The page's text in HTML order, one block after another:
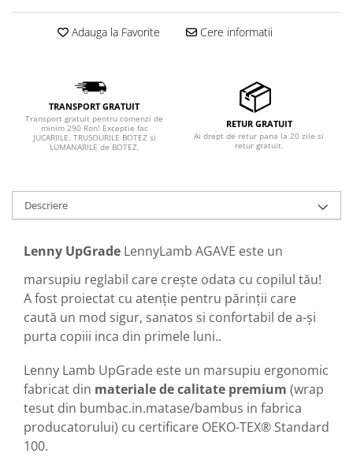
Adauga la Favorite Cere informatii
TRANSPORT GRATUIT
Transport gratuit pentru comenzi de
minim 290 Ron! Exceptie fac
JUCARIILE, TRUSOURILE BOTEZ si
LUMANARILE de BOTEZ.
RETUR GRATUIT
Ai drept de retur pana la 20 zile si
retur gratuit.
Descriere
Lenny UpGrade LennyLamb AGAVE este un
marsupiu reglabil care crește odata cu copilul tău!
​​​​A fost proiectat cu atenție pentru părinții care
caută un mod sigur, sanatos si confortabil de a-și
purta copiii inca din primele luni..
Lenny Lamb UpGrade este un marsupiu ergonomic
fabricat din materiale de calitate premium (wrap
tesut din bumbac.in.matase/bambus in fabrica
producatorului) cu certificare OEKO-TEX® Standard
100.